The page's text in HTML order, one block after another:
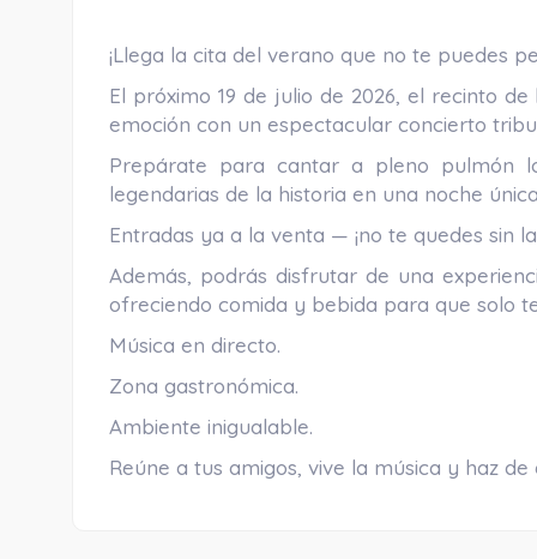
¡Llega la cita del verano que no te puedes
El próximo 19 de julio de 2026, el recinto
emoción con un espectacular concierto
Prepárate para cantar a pleno pulmón
legendarias de la historia en una noche
Entradas ya a la venta — ¡no te quedes sin
Además, podrás disfrutar de una
ofreciendo comida y bebida para que solo
Música en directo.
Zona gastronómica.
Ambiente inigualable.
Reúne a tus amigos, vive la música y haz